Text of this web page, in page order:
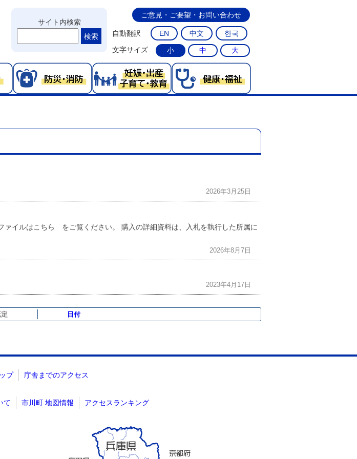
サイト内検索
検索
ご意見・ご要望・お問い合わせ
自動翻訳 EN 中文
한국
文字サイズ
小 中 大
2026年3月25日
イルはこちら をご覧ください。 購入の詳細資料は、入札を執行した所属に
2026年8月7日
2023年4月17日
日付
プ 庁舎までのアクセス
て 市川町 地図情報 アクセスランキング